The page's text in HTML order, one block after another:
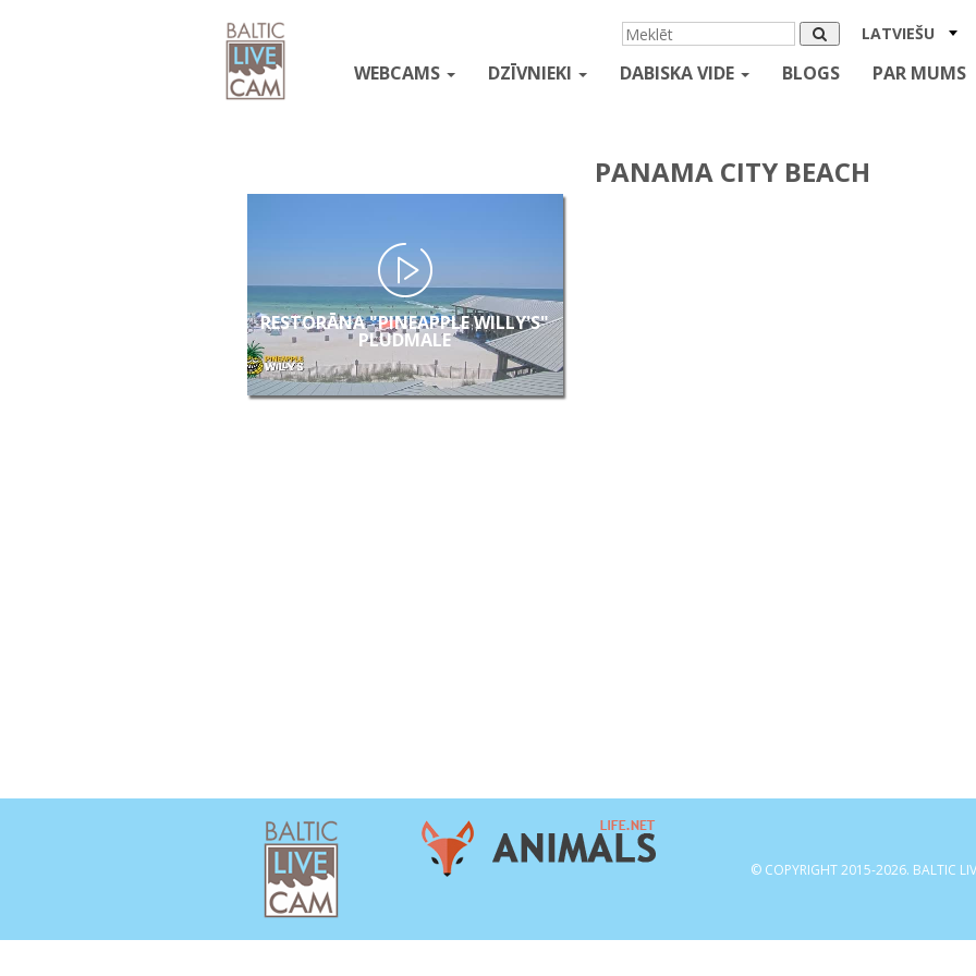
LATVIEŠU
WEBCAMS DZĪVNIEKI DABISKA VIDE BLOGS PAR MUMS
PANAMA CITY BEACH
RESTORĀNA "PINEAPPLE WILLY'S"
PLUDMALE
© COPYRIGHT 2015-2026. BALTIC